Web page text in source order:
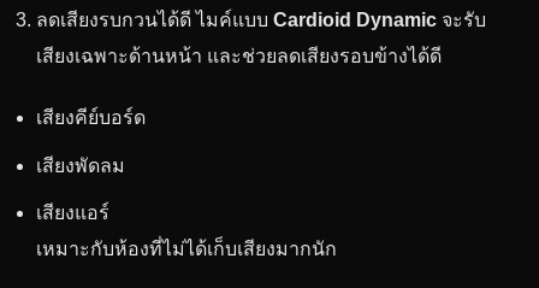
ลดเสียงรบกวนได้ดี ไมค์แบบ Cardioid Dynamic จะรับ
เสียงเฉพาะด้านหน้า และช่วยลดเสียงรอบข้างได้ดี
เสียงคีย์บอร์ด
เสียงพัดลม
เสียงแอร์
เหมาะกับห้องที่ไม่ได้เก็บเสียงมากนัก